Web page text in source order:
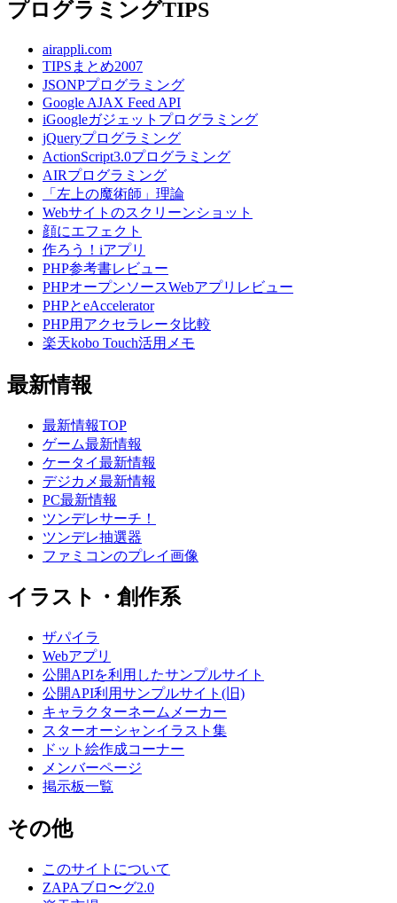
プログラミングTIPS
airappli.com
TIPSまとめ2007
JSONPプログラミング
Google AJAX Feed API
iGoogleガジェットプログラミング
jQueryプログラミング
ActionScript3.0プログラミング
AIRプログラミング
「左上の魔術師」理論
Webサイトのスクリーンショット
顔にエフェクト
作ろう！iアプリ
PHP参考書レビュー
PHPオープンソースWebアプリレビュー
PHPとeAccelerator
PHP用アクセラレータ比較
楽天kobo Touch活用メモ
最新情報
最新情報TOP
ゲーム最新情報
ケータイ最新情報
デジカメ最新情報
PC最新情報
ツンデレサーチ！
ツンデレ抽選器
ファミコンのプレイ画像
イラスト・創作系
ザパイラ
Webアプリ
公開APIを利用したサンプルサイト
公開API利用サンプルサイト(旧)
キャラクターネームメーカー
スターオーシャンイラスト集
ドット絵作成コーナー
メンバーページ
掲示板一覧
その他
このサイトについて
ZAPAブロ〜グ2.0